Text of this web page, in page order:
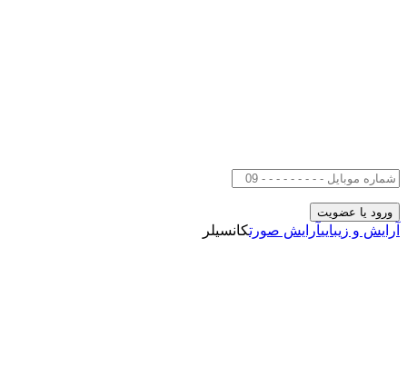
آرایش و زیباییآرایش صورتکانسیلر